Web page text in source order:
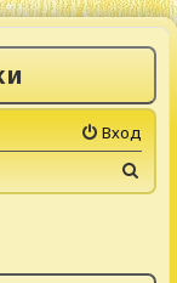
Вход
о